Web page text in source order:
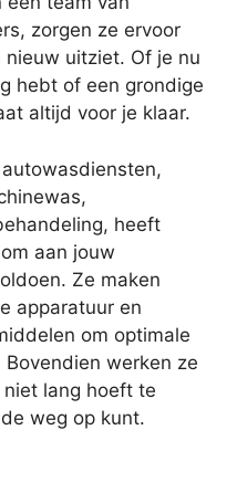
zorgen ze ervoor
uitziet. Of je nu
hebt of een grondige
altijd voor je klaar.
heeft
aan jouw
Ze maken
apparatuur en
om optimale
werken ze
lang hoeft te
weg op kunt.